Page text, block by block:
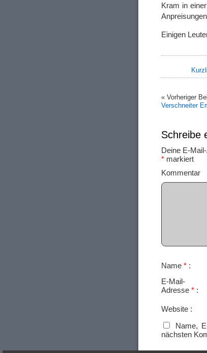
Kram in
Einigen
« Vorheriger
Verschneiter
Schreibe
Deine E-
* markiert
Name *
E-Mail-
Adresse *
Website
Name,
nächsten